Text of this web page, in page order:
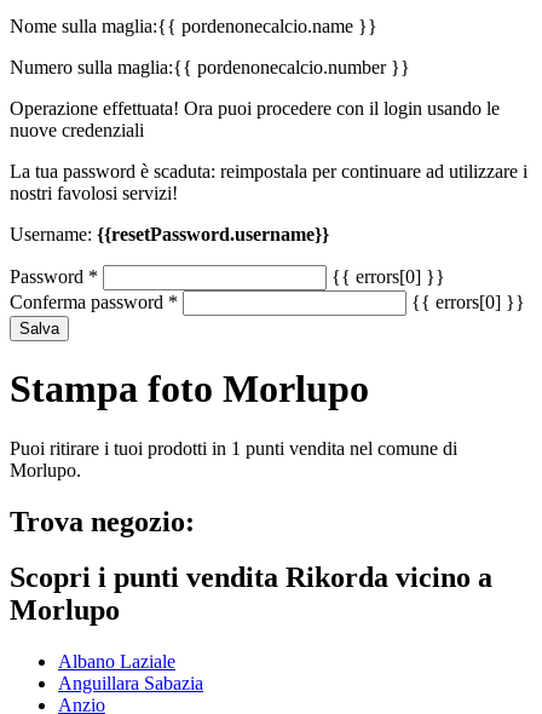
Nome sulla maglia:{{ pordenonecalcio.name }}
Numero sulla maglia:{{ pordenonecalcio.number }}
Operazione effettuata! Ora puoi procedere con il login usando le
nuove credenziali
La tua password è scaduta: reimpostala per continuare ad utilizzare i
nostri favolosi servizi!
Username: {{resetPassword.username}}
Password *
{{ errors[0] }}
Conferma password * {{ errors[0] }}
Salva
Stampa foto Morlupo
Puoi ritirare i tuoi prodotti in 1 punti vendita nel comune di
Morlupo.
Trova negozio:
Scopri i punti vendita Rikorda vicino a
Morlupo
Albano Laziale
Anguillara Sabazia
Anzio